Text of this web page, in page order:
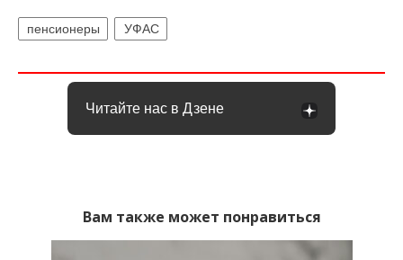
пенсионеры УФАС
Читайте нас в Дзене
Вам также может понравиться